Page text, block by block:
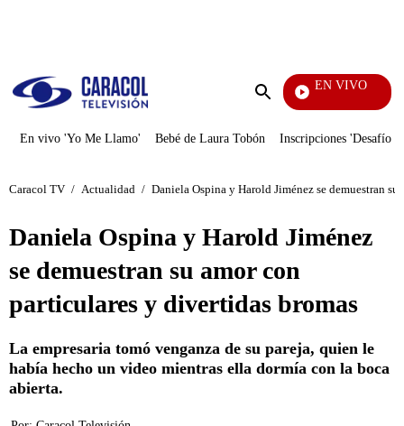
Enviar
EN VIVO
Día A
En vivo 'Yo Me Llamo' Bebé de Laura Tobón Inscripciones 'Desafío'
Caracol TV / Actualidad / Daniela Ospina y Harold Jiménez se demuestran
Daniela Ospina y Harold Jiménez
se demuestran su amor con
particulares y divertidas bromas
La empresaria tomó venganza de su pareja, quien le
había hecho un video mientras ella dormía con la boca
abierta.